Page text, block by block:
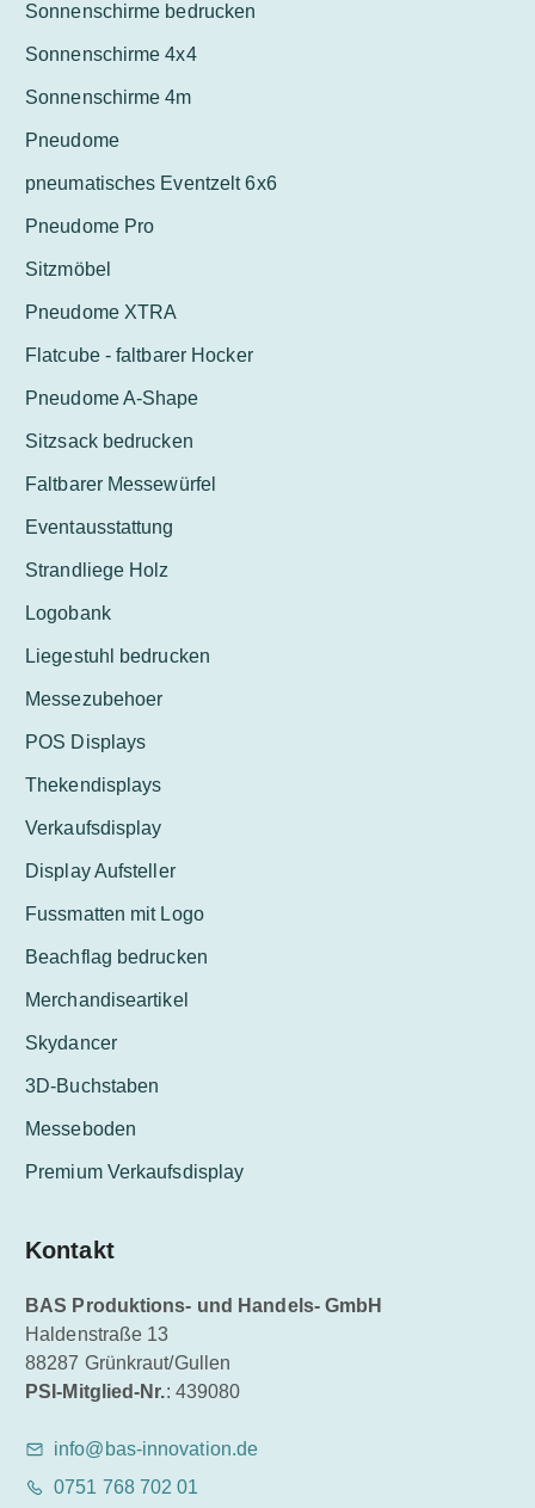
Kontakt
BAS Produktions- und Handels- GmbH
Haldenstraße 13
88287 Grünkraut/Gullen
PSI-Mitglied-Nr.: 439080
info@bas-innovation.de
0751 768 702 01
Sonnenschirme bedrucken
Sonnenschirme 4x4
Sonnenschirme 4m
Pneudome
pneumatisches Eventzelt 6x6
Pneudome Pro
Sitzmöbel
Pneudome XTRA
Flatcube - faltbarer Hocker
Pneudome A-Shape
Sitzsack bedrucken
Faltbarer Messewürfel
Eventausstattung
Strandliege Holz
Logobank
Liegestuhl bedrucken
Messezubehoer
POS Displays
Thekendisplays
Verkaufsdisplay
Display Aufsteller
Fussmatten mit Logo
Beachflag bedrucken
Merchandiseartikel
Skydancer
3D-Buchstaben
Messeboden
Premium Verkaufsdisplay